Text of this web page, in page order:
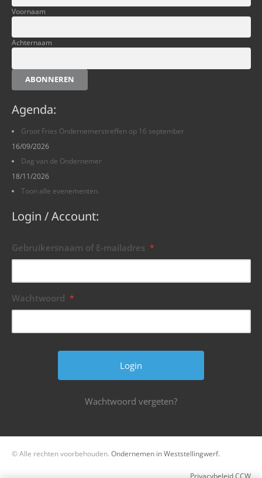
Voornaam
Achternaam
ABONNEREN
Agenda:
Groot Fries Ondernemerstreffen op 16 september
16/09/2026
Dag van de Ondernemer
18/11/2026
Toon alle evenementen.
Login / Account:
Gebruikersnaam of E-mailadres *
Wachtwoord *
Wachtwoord vergeten?
© Alle rechten voorbehouden. Ondernemen in Weststellingwerf.
Privacybeleid CCW